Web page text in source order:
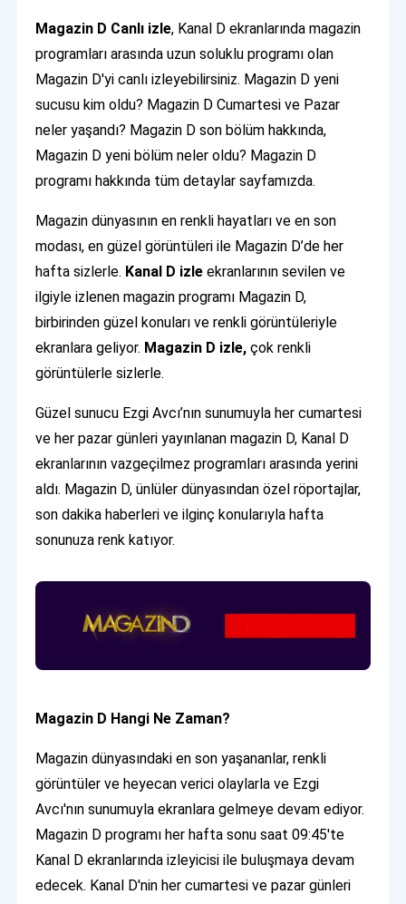
Magazin D Canlı izle, Kanal D ekranlarında magazin
programları arasında uzun soluklu programı olan
Magazin D'yi canlı izleyebilirsiniz. Magazin D yeni
sucusu kim oldu? Magazin D Cumartesi ve Pazar
neler yaşandı? Magazin D son bölüm hakkında,
Magazin D yeni bölüm neler oldu? Magazin D
programı hakkında tüm detaylar sayfamızda.
Magazin dünyasının en renkli hayatları ve en son
modası, en güzel görüntüleri ile Magazin D’de her
hafta sizlerle. Kanal D izle ekranlarının sevilen ve
ilgiyle izlenen magazin programı Magazin D,
birbirinden güzel konuları ve renkli görüntüleriyle
ekranlara geliyor. Magazin D izle,çok renkli
görüntülerle sizlerle.
Güzel sunucu Ezgi Avcı’nın sunumuyla her cumartesi
ve her pazar günleri yayınlanan magazin D, Kanal D
ekranlarının vazgeçilmez programları arasında yerini
aldı. Magazin D, ünlüler dünyasından özel röportajlar,
son dakika haberleri ve ilginç konularıyla hafta
sonunuza renk katıyor.
Magazin D Hangi Ne Zaman?
Magazin dünyasındaki en son yaşananlar, renkli
görüntüler ve heyecan verici olaylarla ve Ezgi
Avcı'nın sunumuyla ekranlara gelmeye devam ediyor.
Magazin D programı her hafta sonu saat 09:45'te
Kanal D ekranlarında izleyicisi ile buluşmaya devam
edecek. Kanal D'nin her cumartesi ve pazar günleri